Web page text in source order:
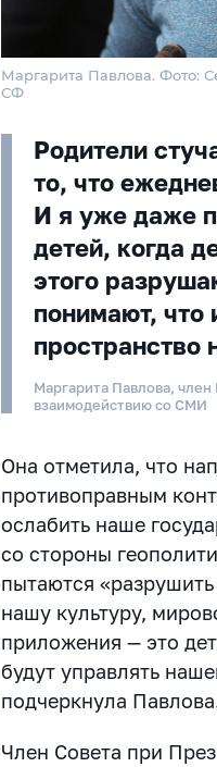
Маргарита Павлова. Фото:
СФ
Родители
то, что
И я уже даже
детей, когда
этого
понимают,
пространство
Маргарита Павлова,
взаимодействию со СМИ
Она отметила, что
противоправным
ослабить наше
со стороны
пытаются
нашу культуру,
приложения — это
будут управлять
подчеркнула
Член Совета при